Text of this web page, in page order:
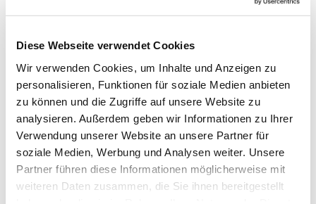
Diese Webseite verwendet Cookies
Wir verwenden Cookies, um Inhalte und Anzeigen zu
personalisieren, Funktionen für soziale Medien anbieten
zu können und die Zugriffe auf unsere Website zu
analysieren. Außerdem geben wir Informationen zu Ihrer
Verwendung unserer Website an unsere Partner für
soziale Medien, Werbung und Analysen weiter. Unsere
Partner führen diese Informationen möglicherweise mit
weiteren Daten zusammen, die Sie ihnen bereitgestellt
Dies könnte Sie auch
interessieren